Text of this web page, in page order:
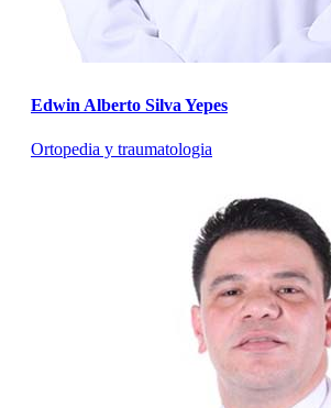
Edwin Alberto Silva Yepes
Ortopedia y traumatologia